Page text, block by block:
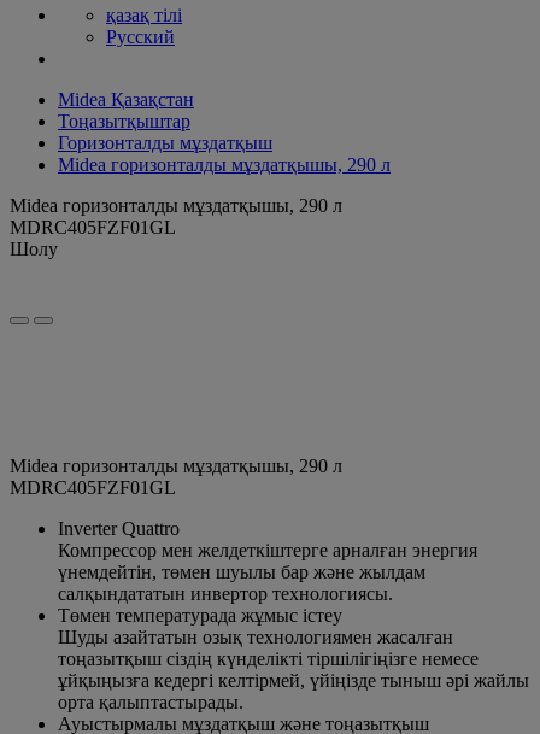
қазақ тілі
Русский
Midea Қазақстан
Тоңазытқыштар
Горизонталды мұздатқыш
Midea горизонталды мұздатқышы, 290 л
Midea горизонталды мұздатқышы, 290 л
MDRC405FZF01GL
Шолу
Midea горизонталды мұздатқышы, 290 л
MDRC405FZF01GL
Inverter Quattro
Компрессор мен желдеткіштерге арналған энергия
үнемдейтін, төмен шуылы бар және жылдам
салқындататын инвертор технологиясы.
Төмен температурада жұмыс істеу
Шуды азайтатын озық технологиямен жасалған
тоңазытқыш сіздің күнделікті тіршілігіңізге немесе
ұйқыңызға кедергі келтірмей, үйіңізде тыныш әрі жайлы
орта қалыптастырады.
Ауыстырмалы мұздатқыш және тоңазытқыш